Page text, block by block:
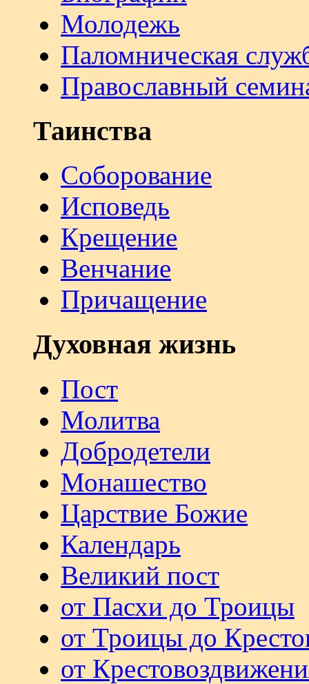
Молодежь
Паломническая
Православный
Таинства
Соборование
Исповедь
Крещение
Венчание
Причащение
Духовная жизнь
Пост
Молитва
Добродетели
Монашество
Царствие Божие
Календарь
Великий пост
от Пасхи до Троицы
от Троицы до
от